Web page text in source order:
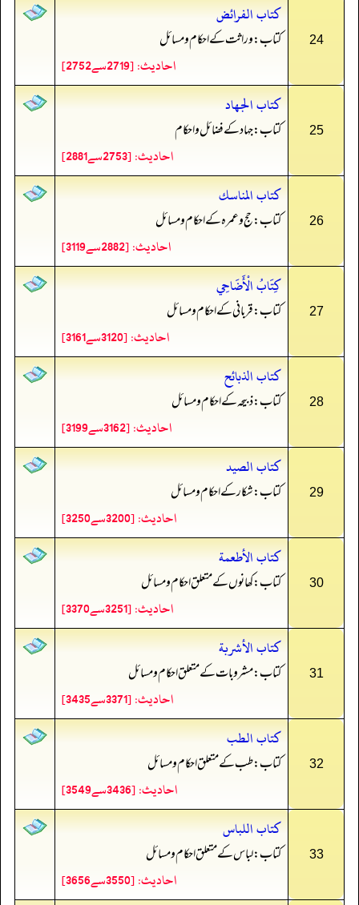
24
كتاب الفرائض
کتاب: وراثت کے احکام و مسائل
احادیث: [2719سے2752]
25
كتاب الجهاد
کتاب: جہاد کے فضائل و احکام
احادیث: [2753سے2881]
26
كتاب المناسك
کتاب: حج و عمرہ کے احکام و مسائل
احادیث: [2882سے3119]
27
كِتَابُ الْأَضَاحِي
کتاب: قربانی کے احکام و مسائل
احادیث: [3120سے3161]
28
كتاب الذبائح
کتاب: ذبیحہ کے احکام و مسائل
احادیث: [3162سے3199]
29
كتاب الصيد
کتاب: شکار کے احکام و مسائل
احادیث: [3200سے3250]
30
كتاب الأطعمة
کتاب: کھانوں کے متعلق احکام و مسائل
احادیث: [3251سے3370]
31
كتاب الأشربة
کتاب: مشروبات کے متعلق احکام و مسائل
احادیث: [3371سے3435]
32
كتاب الطب
کتاب: طب کے متعلق احکام و مسائل
احادیث: [3436سے3549]
33
كتاب اللباس
کتاب: لباس کے متعلق احکام و مسائل
احادیث: [3550سے3656]